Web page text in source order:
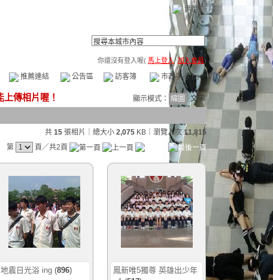
網路城邦
你還沒有登入喔( 馬上登入/加入會員)
推薦連結 公告區 訪客簿 市政中心(0)
顯示模式： 縮圖
文字
共 15 張相片｜總大小 2,075 KB ｜瀏覽人次11,815
第
頁／共2頁
地震日光浴 ing (896)
鳳新唯5獨尊 英雄出少年